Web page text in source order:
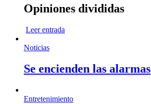
Opiniones divididas
Leer entrada
Noticias
Se encienden las alarmas
Entretenimiento